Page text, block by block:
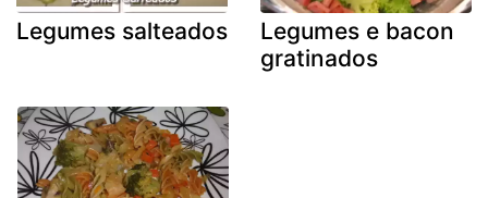
Legumes salteados
Legumes e bacon
gratinados